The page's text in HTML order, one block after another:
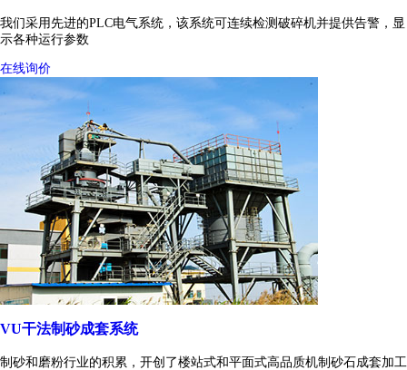
我们采用先进的PLC电气系统，该系统可连续检测破碎机并提供告警，显
示各种运行参数
在线询价
VU干法制砂成套系统
制砂和磨粉行业的积累，开创了楼站式和平面式高品质机制砂石成套加工